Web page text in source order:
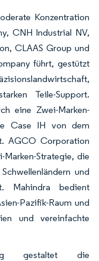
Konzentration
CNH Industrial NV,
CLAAS Group und
führt, gestützt
Teile-Support.
eine Zwei-Marken-
Case IH von dem
AGCO Corporation
Strategie, die
und
Mahindra bedient
Pazifik-Raum und
und vereinfachte
gestaltet die